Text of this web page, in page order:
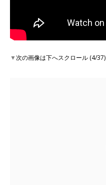
▼次の画像は下へスクロール (4/37)